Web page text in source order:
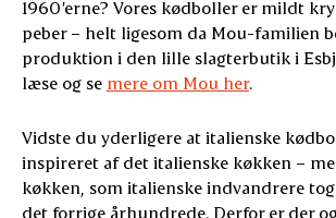
1960’erne? Vores kødboller er mildt
peber – helt ligesom da Mou-familien
produktion i den lille slagterbutik i
læse og se mere om Mou her.
Vidste du yderligere at italienske
inspireret af det italienske køkken –
køkken, som italienske indvandrere
det forrige århundrede. Derfor er der